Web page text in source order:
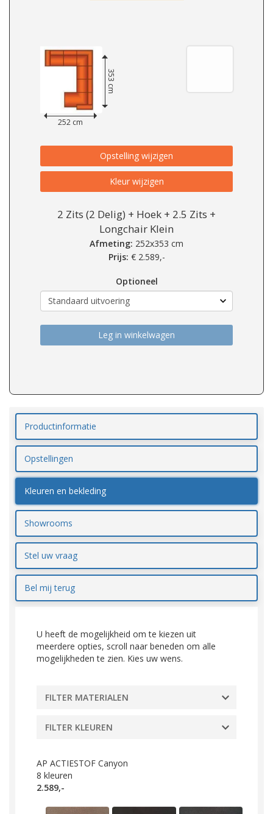
252 cm
353 cm
Opstelling wijzigen
Kleur wijzigen
2 Zits (2 Delig) + Hoek + 2.5 Zits +
Longchair Klein
Afmeting: 252x353 cm
Prijs: € 2.589,-
Optioneel
Leg in winkelwagen
Productinformatie
Opstellingen
Kleuren en bekleding
Showrooms
Stel uw vraag
Bel mij terug
U heeft de mogelijkheid om te kiezen uit
meerdere opties, scroll naar beneden om alle
mogelijkheden te zien. Kies uw wens.
FILTER MATERIALEN
FILTER KLEUREN
AP ACTIESTOF Canyon
8 kleuren
2.589,-